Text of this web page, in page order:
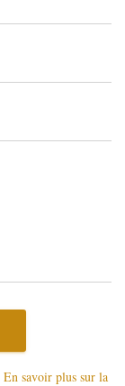
En savoir plus sur la